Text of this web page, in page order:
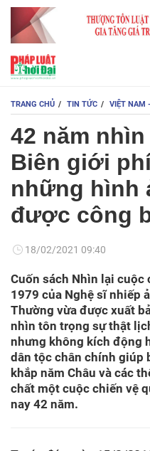
TRANG CHỦ TIN TỨC VIỆT NAM
42 năm
Biên giới
những hình
được công
18/02/2021 09:40
Cuốn sách Nhìn lại
1979 của Nghệ sĩ nhiếp
Thường vừa được xuất
nhìn tôn trọng sự thật
nhưng không kích động
dân tộc chân chính giúp
khắp năm Châu và các
chất một cuộc chiến vệ
nay 42 năm.